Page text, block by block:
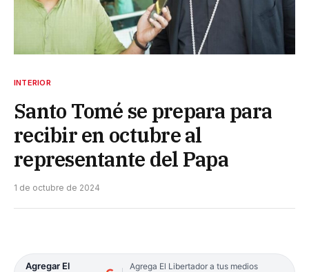
INTERIOR
Santo Tomé se prepara para
recibir en octubre al
representante del Papa
1 de octubre de 2024
Agregar El
Agrega El Libertador a tus medios